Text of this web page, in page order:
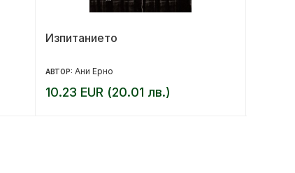
Изпитанието
АВТОР: Ани Ерно
10.23 EUR (20.01 лв.)